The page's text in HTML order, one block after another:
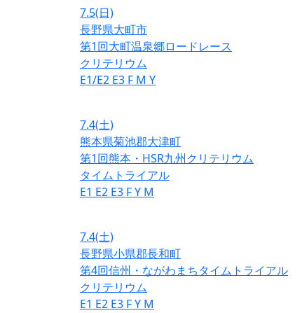
7.5(日)
長野県大町市
第1回大町温泉郷ロードレース
クリテリウム
E1/E2 E3 F M Y
7.4(土)
熊本県菊池郡大津町
第1回熊本・HSR九州クリテリウム
タイムトライアル
E1 E2 E3 FY M
7.4(土)
長野県小県郡長和町
第4回信州・ながわまちタイムトライアル
クリテリウム
E1 E2 E3 FY M